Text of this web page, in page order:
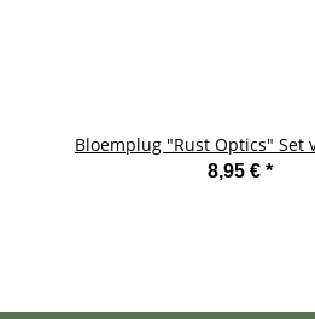
Bloemplug "Rust Optics" Set
8,95 € *